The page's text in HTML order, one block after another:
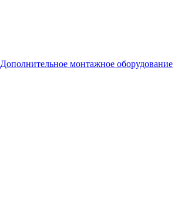
Дополнительное монтажное оборудование